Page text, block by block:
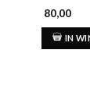
80,00
IN